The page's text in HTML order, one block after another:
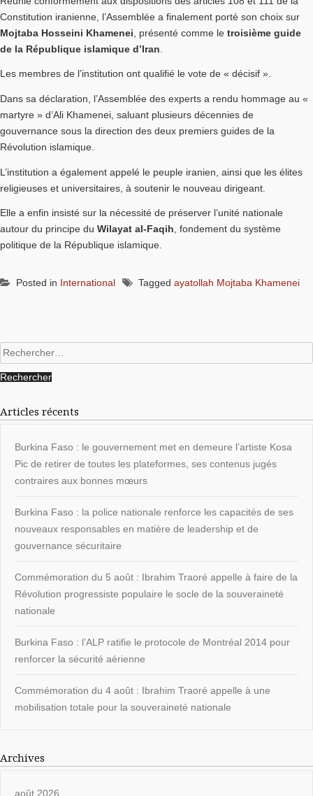
Constitution iranienne, l’Assemblée a finalement porté son choix sur
Mojtaba Hosseini Khamenei , présenté comme le troisième guide
de la République islamique d’Iran
Les membres de l’institution ont qualifié le vote de « décisif ».
Dans sa déclaration, l’Assemblée des experts a rendu hommage au «
martyre » d’Ali Khamenei, saluant plusieurs décennies de
gouvernance sous la direction des deux premiers guides de la
Révolution islamique.
L’institution a également appelé le peuple iranien, ainsi que les élites
religieuses et universitaires, à soutenir le nouveau dirigeant.
Elle a enfin insisté sur la nécessité de préserver l’unité nationale
autour du principe du Wilayat al-Faqih , fondement du système
politique de la République islamique.
Posted in International Tagged ayatollah Mojtaba Khamenei
Rechercher :
Articles récents
Burkina Faso : le gouvernement met en demeure l’artiste Kosa
Pic de retirer de toutes les plateformes, ses contenus jugés
contraires aux bonnes mœurs
Burkina Faso : la police nationale renforce les capacités de ses
nouveaux responsables en matière de leadership et de
gouvernance sécuritaire
Commémoration du 5 août : Ibrahim Traoré appelle à faire de la
Révolution progressiste populaire le socle de la souveraineté
nationale
Burkina Faso : l’ALP ratifie le protocole de Montréal 2014 pour
renforcer la sécurité aérienne
Commémoration du 4 août : Ibrahim Traoré appelle à une
mobilisation totale pour la souveraineté nationale
Archives
août 2026